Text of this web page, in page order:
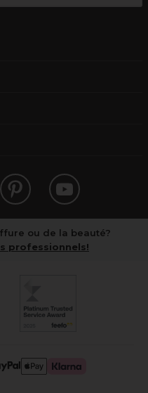
ou de la beauté?
professionnels!